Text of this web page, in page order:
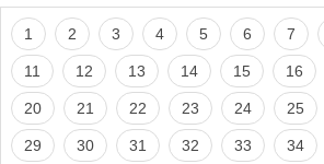
1 2 3 4 5 6 7
11 12 13 14 15 16
20 21 22 23 24 25
29 30 31 32 33 34